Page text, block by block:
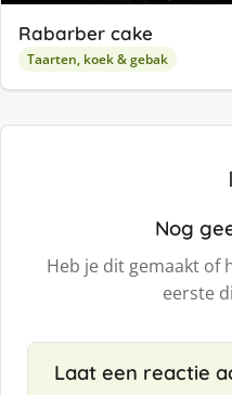
Rabarber cake
Taarten, koek & gebak
Nog
Heb je dit gemaakt of
eerste
Laat een reactie